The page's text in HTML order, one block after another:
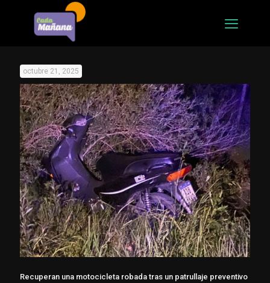
octubre 21, 2025
Recuperan una motocicleta robada tras un patrullaje preventivo